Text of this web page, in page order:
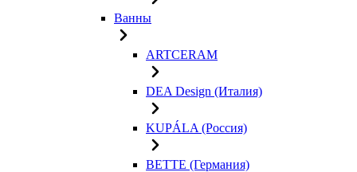
Ванны
ARTCERAM
DEA Design (Италия)
KUPÁLA (Россия)
BETTE (Германия)